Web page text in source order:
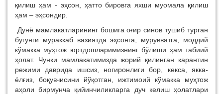
қилиш ҳам - эҳсон, ҳатто бировга яхши муомала қилиш
ҳам – эҳсондир.
Дунё мамлакатларининг бошига оғир синов тушиб турган
бугунги мураккаб вазиятда эҳсонга, мурувватга, моддий
кўмакка муҳтож юртдошларимизнинг бўлиши ҳам табиий
ҳолат. Чунки мамлакатимизда жорий қилинган карантин
режими даврида ишсиз, ногиронлиги бор, кекса, якка-
ёлғиз, боқувчисини йўқотган, ижтимоий кўмакка муҳтож
аҳоли бирмунча қийинчиликларга дуч келиш ҳолатлари